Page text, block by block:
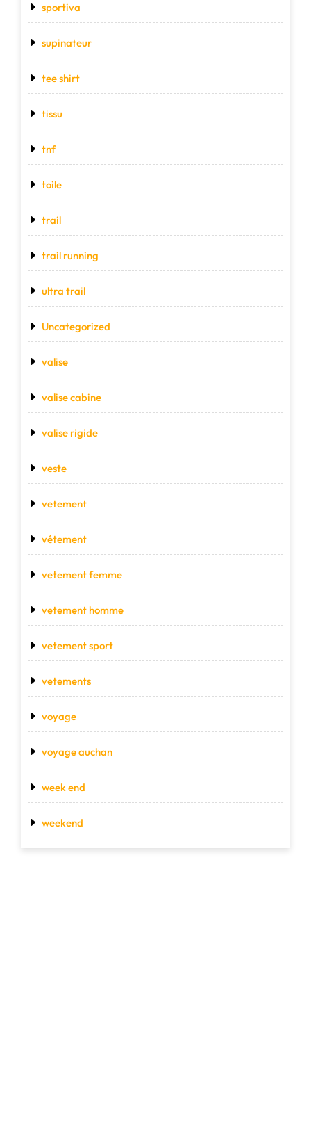
sportiva
supinateur
tee shirt
tissu
tnf
toile
trail
trail running
ultra trail
Uncategorized
valise
valise cabine
valise rigide
veste
vetement
vétement
vetement femme
vetement homme
vetement sport
vetements
voyage
voyage auchan
week end
weekend